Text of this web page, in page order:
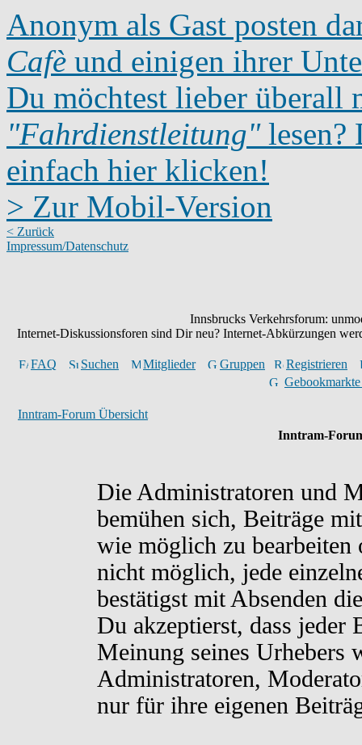
Anonym als Gast posten
Cafè und einigen ihrer
Du möchtest lieber überall
"Fahrdienstleitung"lesen?
einfach hier klicken!
> Zur Mobil-Version
< Zurück
Impressum/Datenschutz
Innsbrucks Verkehrsforum:
Internet-Diskussionsforen sind Dir neu? Internet-Abkürzungen
FAQ Suchen Mitglieder Gruppen
Registrieren
Inntram-Forum Übersicht
Inntram-
Die Administratoren und
bemühen sich, Beiträge
wie möglich zu bearbeiten
nicht möglich, jede
bestätigst mit Absenden
Du akzeptierst, dass jeder
Meinung seines Urhebers
Administratoren,
nur für ihre eigenen